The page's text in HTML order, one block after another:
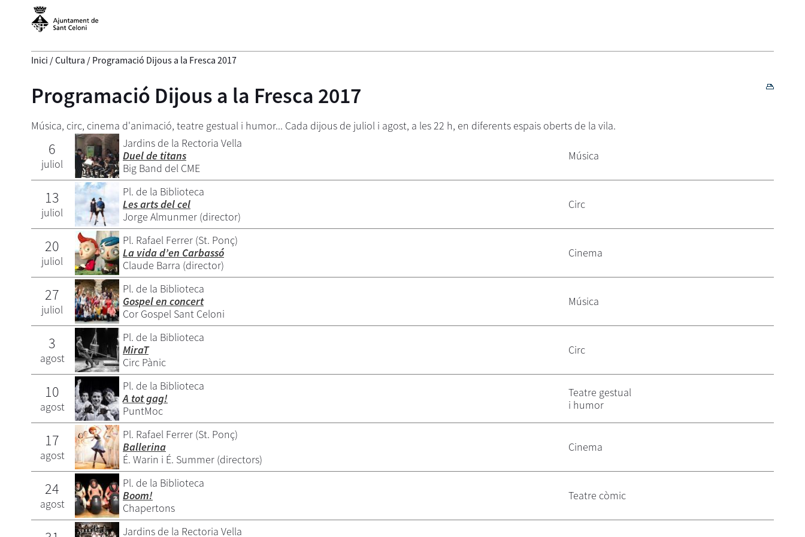
Inici /Cultura / Programació Dijous a la Fresca 2017
Programació Dijous a la Fresca 2017
Música, circ, cinema d'animació, teatre gestual i humor... Cada dijous de juliol i agost, a les 22 h, en diferents espais oberts de la vila.
6
juliol
Jardins de la Rectoria Vella
Duel de titans
Big Band del CME
Música
13
juliol
Pl. de la Biblioteca
Les arts del cel
Jorge Almunmer (director)
Circ
20
juliol
Pl. Rafael Ferrer (St. Ponç)
La vida d’en Carbassó
Claude Barra (director)
Cinema
27
juliol
Pl. de la Biblioteca
Gospel en concert
Cor Gospel Sant Celoni
Música
3
agost
Pl. de la Biblioteca
MiraT
Circ Pànic
Circ
10
agost
Pl. de la Biblioteca
A tot gag!
PuntMoc
Teatre gestual
i humor
17
agost
Pl. Rafael Ferrer (St. Ponç)
Ballerina
É. Warin i É. Summer (directors)
Cinema
24
agost
Pl. de la Biblioteca
Boom!
Chapertons
Teatre còmic
Jardins de la Rectoria Vella